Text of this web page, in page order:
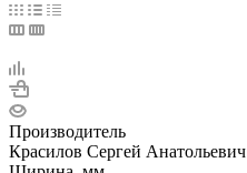
Производитель
Красилов Сергей Анатольевич